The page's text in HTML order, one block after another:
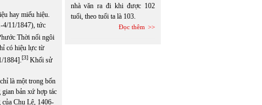
hay miếu hiệu.
4/11/1847), tức
Thời nối ngôi
có hiệu lực từ
1884].[3] Khối sử
là một trong bốn
bản xứ hợp tác
Chu Lệ, 1406-
nhà văn ra đi khi được 102
tuổi, theo tuổi ta là 103.
Đọc thêm